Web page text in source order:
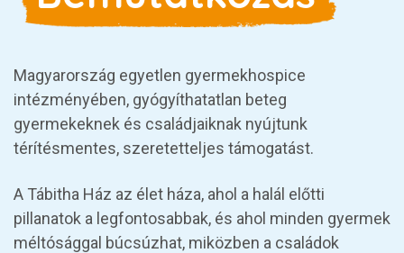
Magyarország egyetlen gyermekhospice
intézményében, gyógyíthatatlan beteg
gyermekeknek és családjaiknak nyújtunk
térítésmentes, szeretetteljes támogatást.
A Tábitha Ház az élet háza, ahol a halál előtti
pillanatok a legfontosabbak, és ahol minden gyermek
méltósággal búcsúzhat, miközben a családok